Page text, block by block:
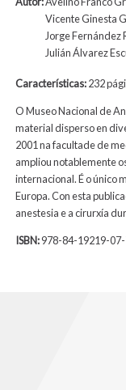
Vicente Ginesta
Jorge Fernández
Julián Álvarez
Características:232
O Museo Nacional de
material disperso en
2001 na facultade de
ampliou notablemente
internacional. É o único
Europa. Con esta
anestesia e a cirurxía
ISBN:978-84-19219-